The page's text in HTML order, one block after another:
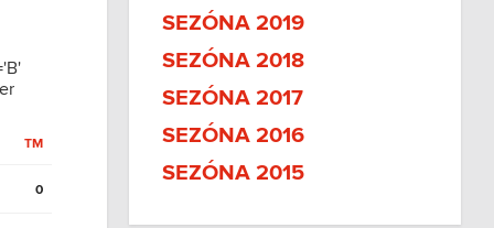
TM
0
SEZÓNA 2019
SEZÓNA 2018
SEZÓNA 2017
SEZÓNA 2016
SEZÓNA 2015